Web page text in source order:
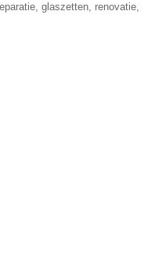
glaszetten, renovatie,